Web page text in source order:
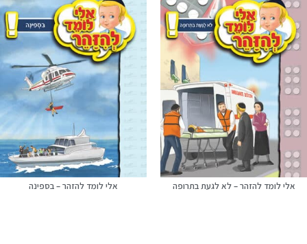
אלי לומד להזהר – לא לגעת בתרופה אלי לומד להזהר – בספינה